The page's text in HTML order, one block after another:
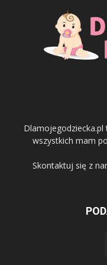
wszystkich mam
Skontaktuj się z